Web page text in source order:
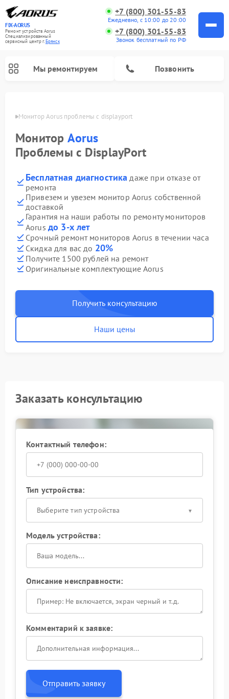
FIX-AORUS
Ремонт устройств Aorus
Специализированный
cервисный центр г.Брянск
+7 (800) 301-55-83
Ежедневно, с 10:00 до 20:00
+7 (800) 301-55-83
Звонок бесплатный по РФ
Мы ремонтируем Позвонить
Монитор Aorus проблемы с displayport
Монитор Aorus
Проблемы с DisplayPort
Бесплатная диагностика даже при отказе от
ремонта
Привезем и увезем монитор Aorus собственной
доставкой
Гарантия на наши работы по ремонту мониторов
Aorus до 3-х лет
Срочный ремонт мониторов Aorus в течении часа
Скидка для вас до 20%
Получите 1500 рублей на ремонт
Оригинальные комплектующие Aorus
Получить консультацию
Наши цены
Заказать консультацию
Контактный телефон:
Тип устройства:
Выберите тип устройства
Модель устройства:
Описание неисправности:
Комментарий к заявке:
Отправить заявку